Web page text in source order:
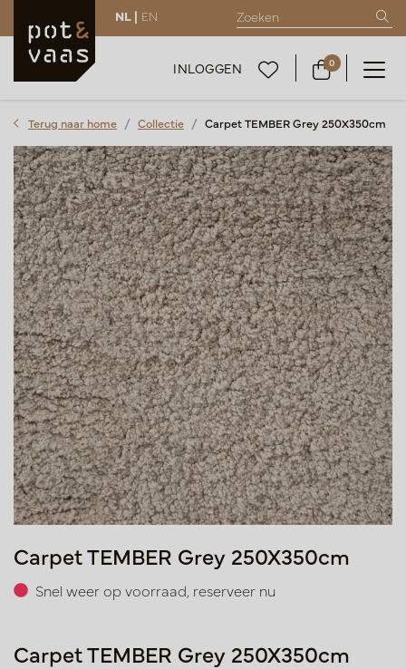
NL | EN
INLOGGEN 0
Terug naar home Collectie Carpet TEMBER Grey 250X350cm
Carpet TEMBER Grey 250X350cm
Snel weer op voorraad, reserveer nu
Carpet TEMBER Grey 250X350cm